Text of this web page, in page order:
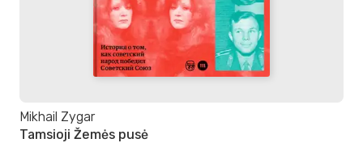
Mikhail Zygar
Tamsioji Žemės pusė